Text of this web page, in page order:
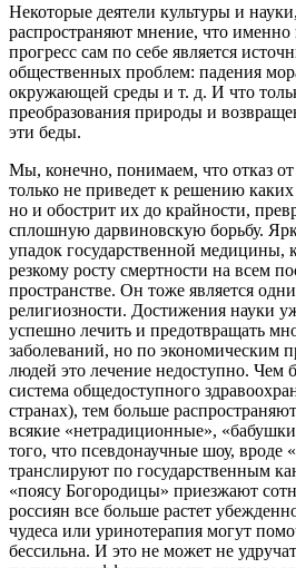
Некоторые деятели культуры и
распространяют мнение, что именно
прогресс сам по себе является
общественных проблем: падения
окружающей среды и т. д. И что
преобразования природы и
эти беды.
Мы, конечно, понимаем, что отказ
только не приведет к решению
но и обострит их до крайности,
сплошную дарвиновскую борьбу.
упадок государственной медицины,
резкому росту смертности на всем
пространстве. Он тоже является
религиозности. Достижения науки
успешно лечить и предотвращать
заболеваний, но по экономическим
людей это лечение недоступно. Чем
система общедоступного
странах), тем больше
всякие «нетрадиционные»,
того, что псевдонаучные шоу, вроде
транслируют по государственным
«поясу Богородицы» приезжают
россиян все больше растет
чудеса или уринотерапия могут
бессильна. И это не может не